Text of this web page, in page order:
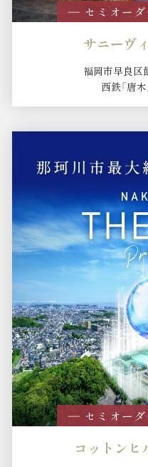
― セミオー
サニーヴ
福岡市早良区
西鉄「唐
― セミオー
コットン